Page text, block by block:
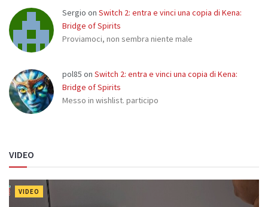
Sergio on Switch 2: entra e vinci una copia di Kena:
Bridge of Spirits
Proviamoci, non sembra niente male
pol85 on Switch 2: entra e vinci una copia di Kena:
Bridge of Spirits
Messo in wishlist. participo
VIDEO
VIDEO